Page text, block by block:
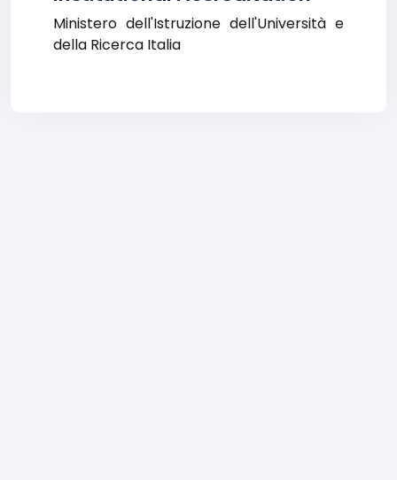
Ministero dell'Istruzione dell'Università e
della Ricerca Italia